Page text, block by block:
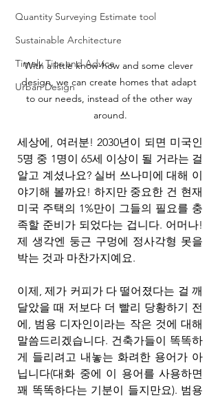
Quantity Surveying Estimate tool
Sustainable Architecture
Timely Tips and Advice
Urban Design
With a little know-how and some clever
design, we can create homes that adapt
to our needs, instead of the other way
around.
세상에, 여러분! 2030년이 되면 미국인
5명 중 1명이 65세 이상이 될 거라는 걸
알고 계셨나요? 실버 쓰나미에 대해 이
야기해 볼까요! 하지만 중요한 건 현재
미국 주택의 1%만이 그들의 필요를 충
족할 준비가 되었다는 겁니다. 어머나!
제 생각엔 둥근 구멍에 정사각형 못을
박는 것과 마찬가지예요.
이제, 제가 커피가 다 떨어졌다는 걸 깨
달았을 때 저보다 더 빨리 당황하기 전
에, 범용 디자인이라는 작은 것에 대해
말씀드리겠습니다. 건축가들이 똑똑하
게 들리려고 내놓는 화려한 용어가 아
닙니다(대화 중에 이 용어를 사용하면
꽤 똑똑하다는 기분이 들지만요). 범용